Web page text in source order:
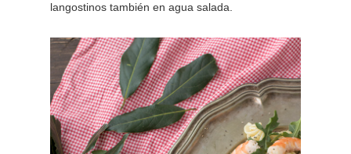
langostinos también en agua salada.